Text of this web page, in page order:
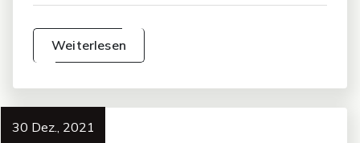
Weiterlesen
30 Dez., 2021